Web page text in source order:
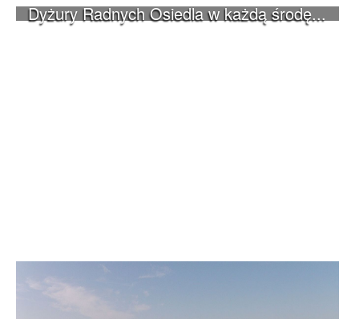
Dyżury Radnych Osiedla w każdą środę...